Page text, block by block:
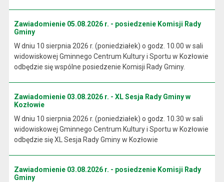
Zawiadomienie 05.08.2026 r. - posiedzenie Komisji Rady
Gminy
W dniu 10 sierpnia 2026 r. (poniedziałek) o godz. 10.00 w sali
widowiskowej Gminnego Centrum Kultury i Sportu w Kozłowie
odbędzie się wspólne posiedzenie Komisji Rady Gminy.
Zawiadomienie 03.08.2026 r. - XL Sesja Rady Gminy w
Kozłowie
W dniu 10 sierpnia 2026 r. (poniedziałek) o godz. 10.30 w sali
widowiskowej Gminnego Centrum Kultury i Sportu w Kozłowie
odbędzie się XL Sesja Rady Gminy w Kozłowie
Zawiadomienie 03.08.2026 r. - posiedzenie Komisji Rady
Gminy